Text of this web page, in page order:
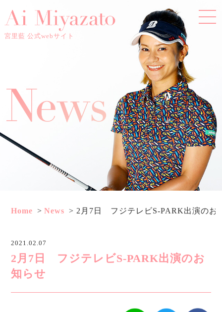
宮里藍 公式webサイト
Home News 2月7日 フジテレビS-PARK出演のお
2021.02.07
2月7日 フジテレビS-PARK出演のお
知らせ